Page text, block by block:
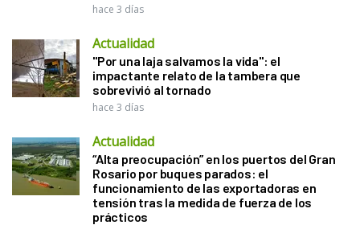
hace 3 días
Actualidad
"Por una laja salvamos la vida": el
impactante relato de la tambera que
sobrevivió al tornado
hace 3 días
Actualidad
“Alta preocupación” en los puertos del Gran
Rosario por buques parados: el
funcionamiento de las exportadoras en
tensión tras la medida de fuerza de los
prácticos